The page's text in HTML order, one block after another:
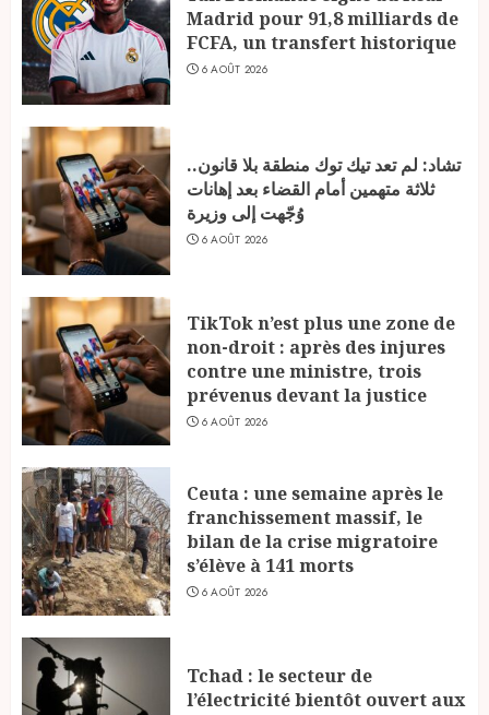
Madrid pour 91,8 milliards de
FCFA, un transfert historique
6 AOÛT 2026
تشاد: لم تعد تيك توك منطقة بلا قانون..
ثلاثة متهمين أمام القضاء بعد إهانات
وُجّهت إلى وزيرة
6 AOÛT 2026
TikTok n’est plus une zone de
non-droit : après des injures
contre une ministre, trois
prévenus devant la justice
6 AOÛT 2026
Ceuta : une semaine après le
franchissement massif, le
bilan de la crise migratoire
s’élève à 141 morts
6 AOÛT 2026
Tchad : le secteur de
l’électricité bientôt ouvert aux